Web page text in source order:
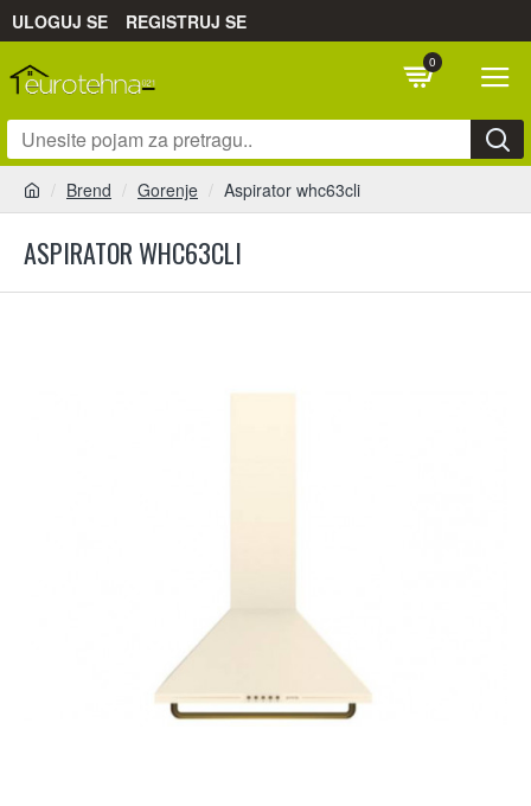
ULOGUJ SE REGISTRUJ SE
0
Brend Gorenje Aspirator whc63cli
ASPIRATOR WHC63CLI